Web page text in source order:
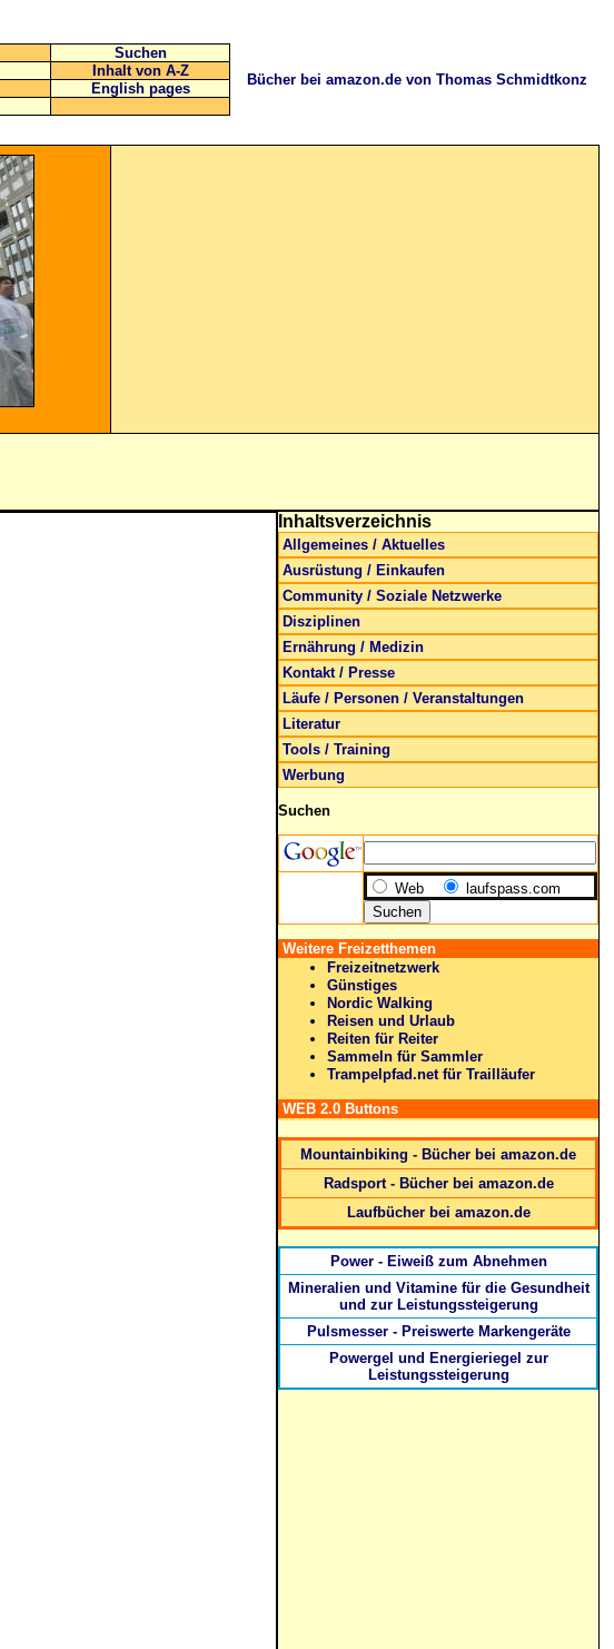
Suchen
Inhalt von A-Z
English pages
Bücher bei amazon.de von Thomas Schmidtkonz
Inhaltsverzeichnis
Allgemeines / Aktuelles
Ausrüstung / Einkaufen
Community / Soziale Netzwerke
Disziplinen
Ernährung / Medizin
Kontakt / Presse
Läufe / Personen / Veranstaltungen
Literatur
Tools / Training
Werbung
Suchen
Web laufspass.com
Weitere Freizetthemen
Freizeitnetzwerk
Günstiges
Nordic Walking
Reisen und Urlaub
Reiten für Reiter
Sammeln für Sammler
Trampelpfad.net für Trailläufer
WEB 2.0 Buttons
Mountainbiking - Bücher bei amazon.de
Radsport - Bücher bei amazon.de
Laufbücher bei amazon.de
Power - Eiweiß zum Abnehmen
Mineralien und Vitamine für die Gesundheit
und zur Leistungssteigerung
Pulsmesser - Preiswerte Markengeräte
Powergel und Energieriegel zur
Leistungssteigerung